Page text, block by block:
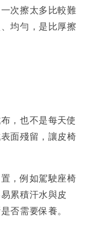
次擦太多比較難
均勻，是比厚擦
，也不是每天使
面殘留，讓皮椅
，例如駕駛座椅
累積汗水與皮
否需要保養。